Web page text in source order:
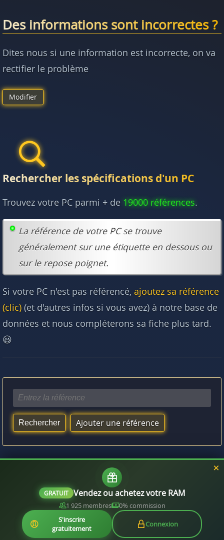
Des informations sont incorrectes ?
Dites nous si une information est incorrecte, on va
rectifier le problème
Modifier
Rechercher les spécifications d'un PC
Trouvez votre PC parmi + de 19000 références.
La référence de votre PC se trouve
généralement sur une étiquette en dessous ou
sur le repose poignet.
Si votre PC n'est pas référencé, ajoutez sa référence
(clic) (et d'autres infos si vous avez) à notre base de
données et nous compléterons sa fiche plus tard.
😃
Ajouter une référence
Vous aimerez aussi :
Quelle RAM est compatible avec mon processeur ?
GRATUIT Vendez ou achetez votre RAM
1 925 membres
0% commission
S'inscrire
gratuitement
Connexion